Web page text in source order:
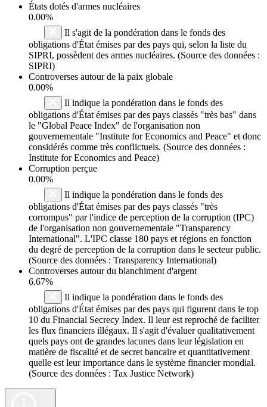
États dotés d'armes nucléaires
0.00%
Il s'agit de la pondération dans le fonds des
obligations d'État émises par des pays qui, selon la liste du
SIPRI, possèdent des armes nucléaires. (Source des données :
SIPRI)
Controverses autour de la paix globale
0.00%
Il indique la pondération dans le fonds des
obligations d'État émises par des pays classés "très bas" dans
le "Global Peace Index" de l'organisation non
gouvernementale "Institute for Economics and Peace" et donc
considérés comme très conflictuels. (Source des données :
Institute for Economics and Peace)
Corruption perçue
0.00%
Il indique la pondération dans le fonds des
obligations d'État émises par des pays classés "très
corrompus" par l'indice de perception de la corruption (IPC)
de l'organisation non gouvernementale "Transparency
International". L'IPC classe 180 pays et régions en fonction
du degré de perception de la corruption dans le secteur public.
(Source des données : Transparency International)
Controverses autour du blanchiment d'argent
6.67%
Il indique la pondération dans le fonds des
obligations d'État émises par des pays qui figurent dans le top
10 du Financial Secrecy Index. Il leur est reproché de faciliter
les flux financiers illégaux. Il s'agit d'évaluer qualitativement
quels pays ont de grandes lacunes dans leur législation en
matière de fiscalité et de secret bancaire et quantitativement
quelle est leur importance dans le système financier mondial.
(Source des données : Tax Justice Network)